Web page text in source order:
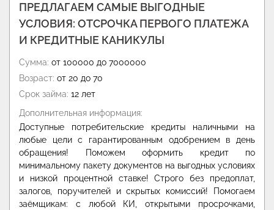
ПРЕДЛАГАЕМ САМЫЕ ВЫГОДНЫЕ
УСЛОВИЯ: ОТСРОЧКА ПЕРВОГО ПЛАТЕЖА
И КРЕДИТНЫЕ КАНИКУЛЫ
Сумма: от 100000 до 7000000
Возраст: от 20 до 70
Срок займа: 12 лет
Дополнительная информация:
Доступные потребительские кредиты наличными на
любые цели с гарантированным одобрением в день
обращения! Поможем оформить кредит по
минимальному пакету документов на выгодных условиях
и низкой процентной ставке! Строго без предоплат,
залогов, поручителей и скрытых комиссий! Помогаем
заёмщикам: с любой КИ, открытыми просрочками,